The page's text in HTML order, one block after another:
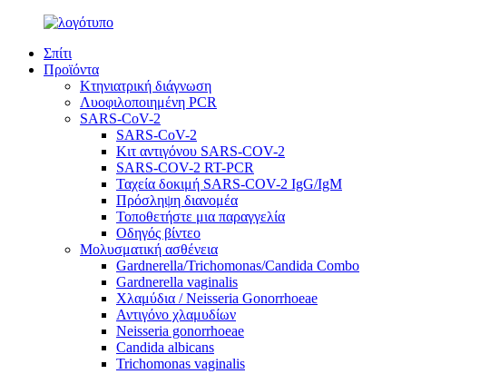
Σπίτι
Προϊόντα
Κτηνιατρική διάγνωση
Λυοφιλοποιημένη PCR
SARS-CoV-2
SARS-CoV-2
Κιτ αντιγόνου SARS-COV-2
SARS-COV-2 RT-PCR
Ταχεία δοκιμή SARS-COV-2 IgG/IgM
Πρόσληψη διανομέα
Τοποθετήστε μια παραγγελία
Οδηγός βίντεο
Μολυσματική ασθένεια
Gardnerella/Trichomonas/Candida Combo
Gardnerella vaginalis
Χλαμύδια / Neisseria Gonorrhoeae
Αντιγόνο χλαμυδίων
Neisseria gonorrhoeae
Candida albicans
Trichomonas vaginalis